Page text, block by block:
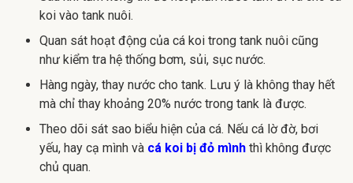
koi vào tank nuôi.
Quan sát hoạt động của cá koi trong tank nuôi cũng
như kiểm tra hệ thống bơm, sủi, sục nước.
Hàng ngày, thay nước cho tank. Lưu ý là không thay hết
mà chỉ thay khoảng 20% nước trong tank là được.
Theo dõi sát sao biểu hiện của cá. Nếu cá lờ đờ, bơi
yếu, hay cạ mình và cá koi bị đỏ mình thì không được
chủ quan.